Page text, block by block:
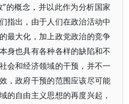
的概念，并以此作为分析国家
指出，由于人们在政治活动中
最大化，加上政党政治的竞争
身也具有各种各样的缺陷和不
会和经济领域的干预，并不一
，政府干预的范围应该尽可能
的自由主义思想的再度兴起，